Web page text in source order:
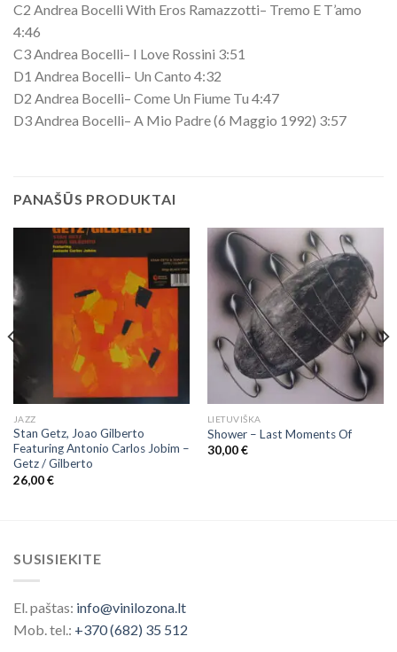
C2 Andrea Bocelli With Eros Ramazzotti– Tremo E T’amo
4:46
C3 Andrea Bocelli– I Love Rossini 3:51
D1 Andrea Bocelli– Un Canto 4:32
D2 Andrea Bocelli– Come Un Fiume Tu 4:47
D3 Andrea Bocelli– A Mio Padre (6 Maggio 1992) 3:57
PANAŠŪS PRODUKTAI
JAZZ
Stan Getz, Joao Gilberto
Featuring Antonio Carlos Jobim ‎–
Getz / Gilberto
26,00€
LIETUVIŠKA
Shower – Last Moments Of
30,00€
SUSISIEKITE
El. paštas: info@vinilozona.lt
Mob. tel.: +370 (682) 35 512